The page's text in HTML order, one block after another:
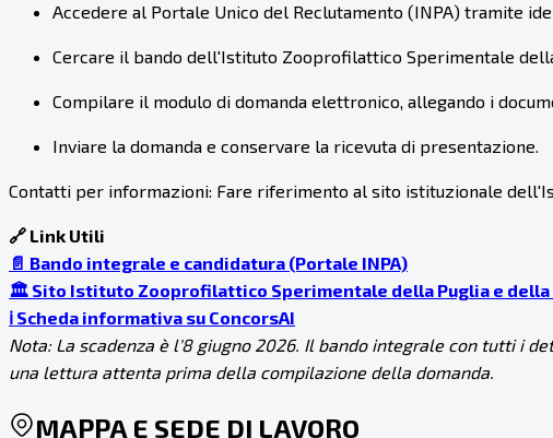
Accedere al Portale Unico del Reclutamento (INPA) tramite
Cercare il bando dell'Istituto Zooprofilattico Sperimentale
Compilare il modulo di domanda elettronico, allegando i
Inviare la domanda e conservare la ricevuta di presentazione.
Contatti per informazioni: Fare riferimento al sito istituzionale
🔗 Link Utili
📄 Bando integrale e candidatura (Portale INPA)
🏛️ Sito Istituto Zooprofilattico Sperimentale della Puglia e della
ℹ️ Scheda informativa su ConcorsAI
Nota: La scadenza è l'8 giugno 2026. Il bando integrale con tutti i
una lettura attenta prima della compilazione della domanda.
MAPPA E SEDE DI LAVORO